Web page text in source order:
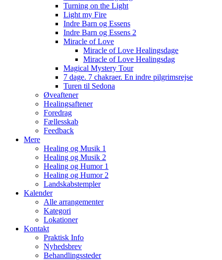
Turning on the Light
Light my Fire
Indre Barn og Essens
Indre Barn og Essens 2
Miracle of Love
Miracle of Love Healingsdage
Miracle of Love Healingsdag
Magical Mystery Tour
7 dage. 7 chakraer. En indre pilgrimsrejse
Turen til Sedona
Øveaftener
Healingsaftener
Foredrag
Fællesskab
Feedback
Mere
Healing og Musik 1
Healing og Musik 2
Healing og Humor 1
Healing og Humor 2
Landskabstempler
Kalender
Alle arrangementer
Kategori
Lokationer
Kontakt
Praktisk Info
Nyhedsbrev
Behandlingssteder